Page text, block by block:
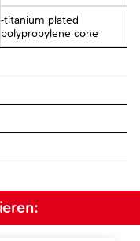
-titanium plated
polypropylene cone